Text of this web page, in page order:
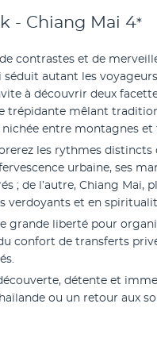
- Chiang Mai 4*
contrastes et de
autant les
à découvrir deux
entre montagnes et
les rythmes distincts
urbaine, ses
; de l’autre, Chiang Mai,
verdoyants et en
grande liberté pour
confort de transferts
détente et
ou un retour aux